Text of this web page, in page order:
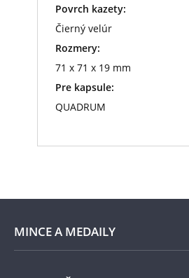
Povrch kazety:
Čierný velúr
Rozmery:
71 x 71 x 19 mm
Pre kapsule:
QUADRUM
MINCE A MEDAILY